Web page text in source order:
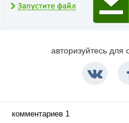
авторизуйтесь для
комментариев 1